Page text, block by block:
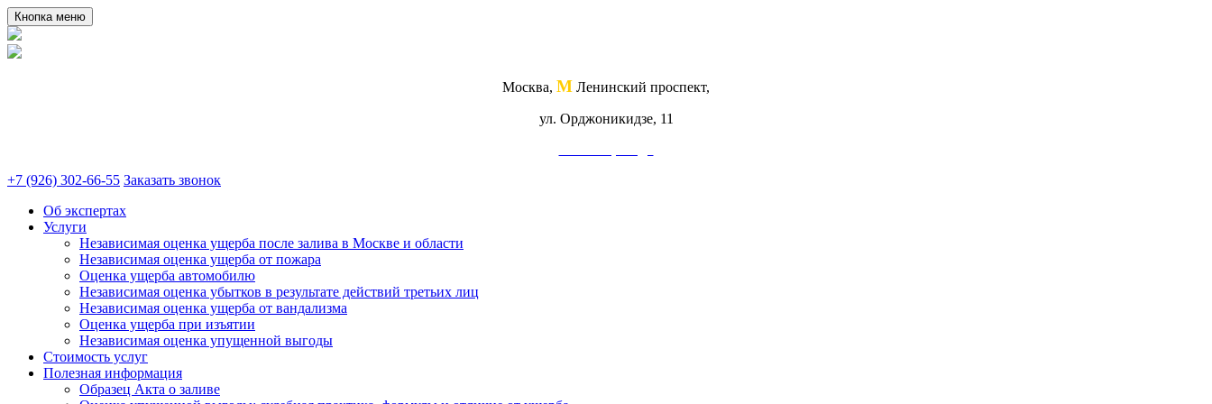
Кнопка меню
Москва, М Ленинский проспект,
ул. Орджоникидзе, 11
+7 (926) 302-66-55 Заказать звонок
Об экспертах
Услуги
Независимая оценка ущерба после залива в Москве и области
Независимая оценка ущерба от пожара
Оценка ущерба автомобилю
Независимая оценка убытков в результате действий третьих лиц
Независимая оценка ущерба от вандализма
Оценка ущерба при изъятии
Независимая оценка упущенной выгоды
Стоимость услуг
Полезная информация
Образец Акта о заливе